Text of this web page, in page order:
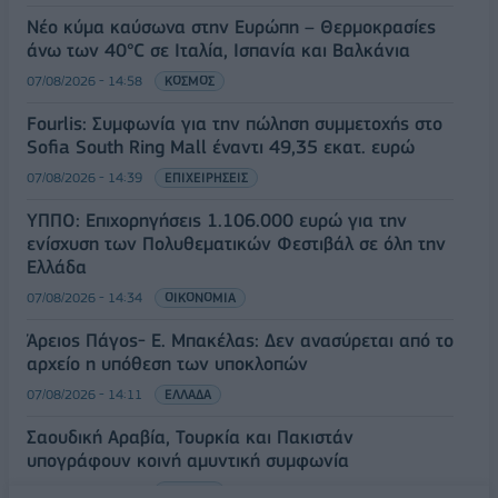
Νέο κύμα καύσωνα στην Ευρώπη – Θερμοκρασίες
άνω των 40°C σε Ιταλία, Ισπανία και Βαλκάνια
07/08/2026 - 14:58 ΚΟΣΜΟΣ
Fourlis: Συμφωνία για την πώληση συμμετοχής στο
Sofia South Ring Mall έναντι 49,35 εκατ. ευρώ
07/08/2026 - 14:39 ΕΠΙΧΕΙΡΗΣΕΙΣ
ΥΠΠΟ: Επιχορηγήσεις 1.106.000 ευρώ για την
ενίσχυση των Πολυθεματικών Φεστιβάλ σε όλη την
Ελλάδα
07/08/2026 - 14:34 ΟΙΚΟΝΟΜΙΑ
Άρειος Πάγος- Ε. Μπακέλας: Δεν ανασύρεται από το
αρχείο η υπόθεση των υποκλοπών
07/08/2026 - 14:11 ΕΛΛΑΔΑ
Σαουδική Αραβία, Τουρκία και Πακιστάν
υπογράφουν κοινή αμυντική συμφωνία